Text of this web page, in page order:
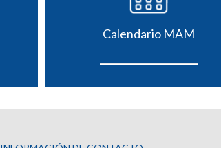
Calendario MAM